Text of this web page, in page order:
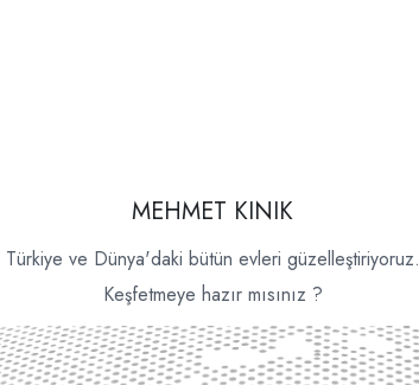
MEHMET KINIK
Türkiye ve Dünya'daki bütün evleri güzelleştiriyoruz.
Keşfetmeye hazır mısınız ?